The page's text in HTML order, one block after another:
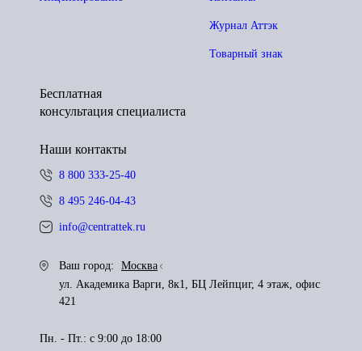
Журнал Аттэк
Товарный знак
Бесплатная
консультация специалиста
Наши контакты
8 800 333-25-40
8 495 246-04-43
info@centrattek.ru
Ваш город:
Москва
ул. Академика Варги, 8к1, БЦ Лейпциг, 4 этаж, офис
421
Пн. - Пт.: с 9:00 до 18:00